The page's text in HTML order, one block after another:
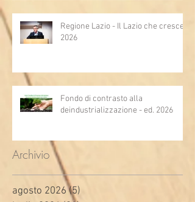
Regione Lazio - Il Lazio che cresce
2026
Fondo di contrasto alla
deindustrializzazione - ed. 2026
Archivio
agosto 2026 (5)